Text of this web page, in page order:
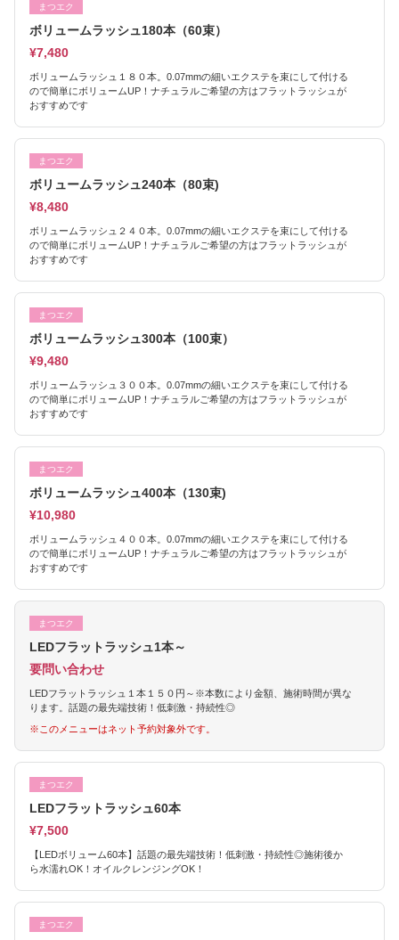
まつエク
ボリュームラッシュ180本（60束）
¥7,480
ボリュームラッシュ１８０本。0.07mmの細いエクステを束にして付ける
ので簡単にボリュームUP！ナチュラルご希望の方はフラットラッシュが
おすすめです
まつエク
ボリュームラッシュ240本（80束)
¥8,480
ボリュームラッシュ２４０本。0.07mmの細いエクステを束にして付ける
ので簡単にボリュームUP！ナチュラルご希望の方はフラットラッシュが
おすすめです
まつエク
ボリュームラッシュ300本（100束）
¥9,480
ボリュームラッシュ３００本。0.07mmの細いエクステを束にして付ける
ので簡単にボリュームUP！ナチュラルご希望の方はフラットラッシュが
おすすめです
まつエク
ボリュームラッシュ400本（130束)
¥10,980
ボリュームラッシュ４００本。0.07mmの細いエクステを束にして付ける
ので簡単にボリュームUP！ナチュラルご希望の方はフラットラッシュが
おすすめです
まつエク
LEDフラットラッシュ1本～
要問い合わせ
LEDフラットラッシュ１本１５０円～※本数により金額、施術時間が異な
ります。話題の最先端技術！低刺激・持続性◎
※このメニューはネット予約対象外です。
まつエク
LEDフラットラッシュ60本
¥7,500
【LEDボリューム60本】話題の最先端技術！低刺激・持続性◎施術後か
ら水濡れOK！オイルクレンジングOK！
まつエク